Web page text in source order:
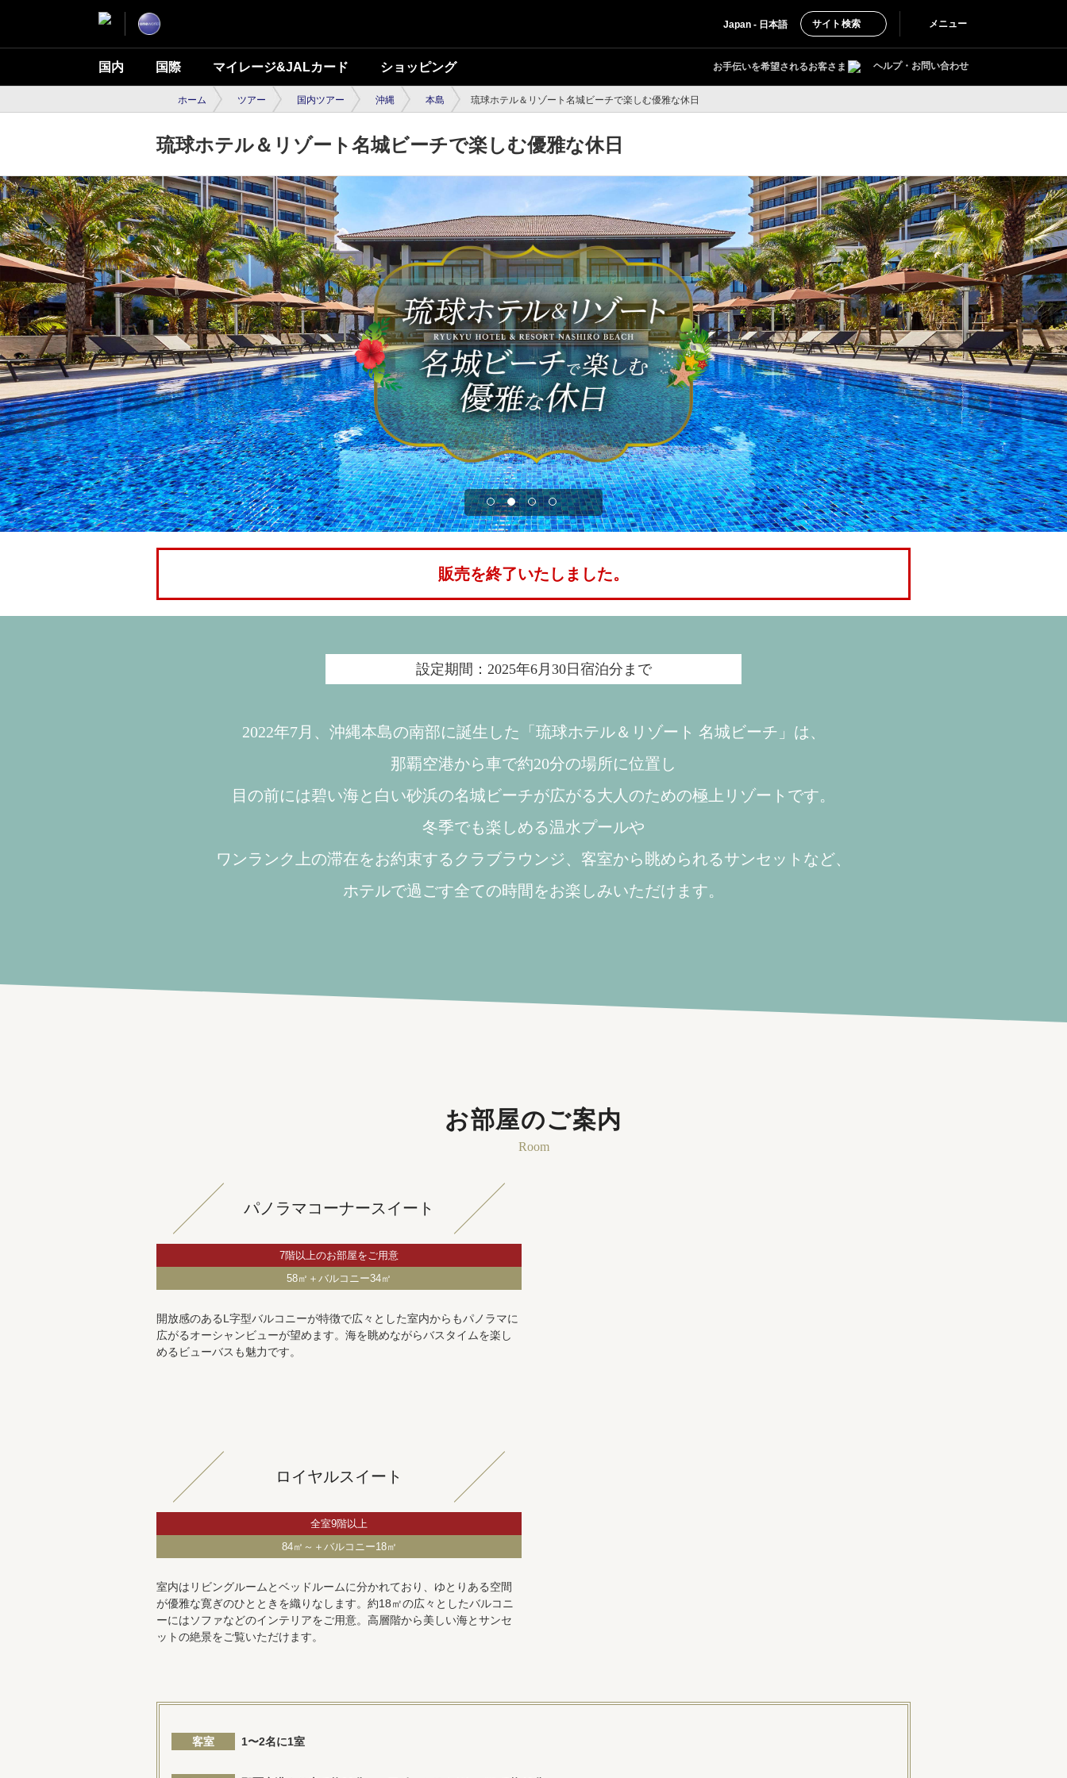
Japan - 日本語 サイト検索 メニュー
国内 国際 マイレージ&JALカード ショッピング お手伝いを希望されるお客さま ヘルプ・お問い合わせ
ホーム ツアー 国内ツアー 沖縄 本島 琉球ホテル＆リゾート名城ビーチで楽しむ優雅な休日
琉球ホテル＆リゾート名城ビーチで楽しむ優雅な休日
販売を終了いたしました。
設定期間：2025年6月30日宿泊分まで
2022年7月、沖縄本島の南部に誕生した「琉球ホテル＆リゾート 名城ビーチ」は、
那覇空港から車で約20分の場所に位置し
目の前には碧い海と白い砂浜の名城ビーチが広がる大人のための極上リゾートです。
冬季でも楽しめる温水プールや
ワンランク上の滞在をお約束するクラブラウンジ、客室から眺められるサンセットなど、
ホテルで過ごす全ての時間をお楽しみいただけます。
お部屋のご案内
Room
パノラマコーナースイート
7階以上のお部屋をご用意
58㎡＋バルコニー34㎡
開放感のあるL字型バルコニーが特徴で広々とした室内からもパノラマに
広がるオーシャンビューが望めます。海を眺めながらバスタイムを楽し
めるビューバスも魅力です。
ロイヤルスイート
全室9階以上
84㎡～＋バルコニー18㎡
室内はリビングルームとベッドルームに分かれており、ゆとりある空間
が優雅な寛ぎのひとときを織りなします。約18㎡の広々としたバルコニ
ーにはソファなどのインテリアをご用意。高層階から美しい海とサンセ
ットの絶景をご覧いただけます。
客室 1〜2名に1室